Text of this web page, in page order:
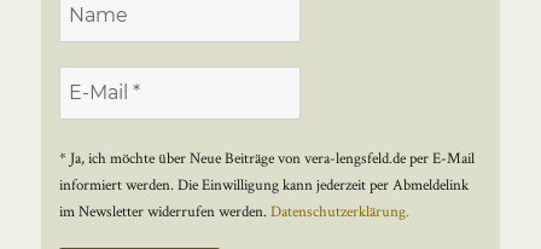
* Ja, ich möchte über Neue Beiträge von vera-lengsfeld.de per E-Mail
informiert werden. Die Einwilligung kann jederzeit per Abmeldelink
im Newsletter widerrufen werden.Datenschutzerklärung.